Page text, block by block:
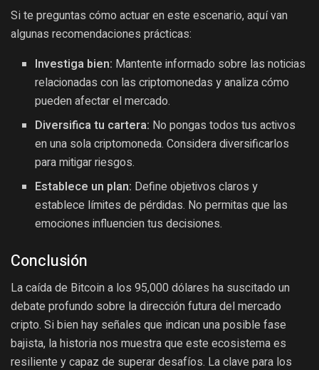
Si te preguntas cómo actuar en este escenario, aquí van
algunas recomendaciones prácticas:
Investiga bien: Mantente informado sobre las noticias
relacionadas con las criptomonedas y analiza cómo
pueden afectar el mercado.
Diversifica tu cartera: No pongas todos tus activos
en una sola criptomoneda. Considera diversificarlos
para mitigar riesgos.
Establece un plan: Define objetivos claros y
establece límites de pérdidas. No permitas que las
emociones influencien tus decisiones.
Conclusión
La caída de Bitcoin a los 95,000 dólares ha suscitado un
debate profundo sobre la dirección futura del mercado
cripto. Si bien hay señales que indican una posible fase
bajista, la historia nos muestra que este ecosistema es
resiliente y capaz de superar desafíos. La clave para los